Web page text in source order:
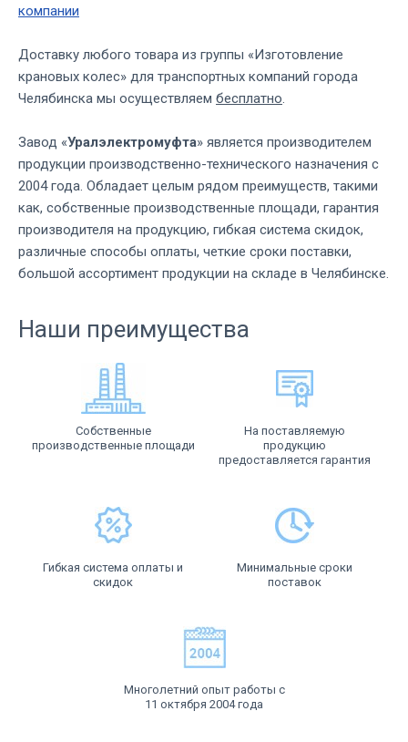
компании
Доставку любого товара из группы «Изготовление
крановых колес» для транспортных компаний города
Челябинска мы осуществляем бесплатно.
Завод «Уралэлектромуфта» является производителем
продукции производственно-технического назначения с
2004 года. Обладает целым рядом преимуществ, такими
как, собственные производственные площади, гарантия
производителя на продукцию, гибкая система скидок,
различные способы оплаты, четкие сроки поставки,
большой ассортимент продукции на складе в Челябинске.
Наши преимущества
Собственные
производственные площади
На поставляемую
продукцию
предоставляется гарантия
Гибкая система оплаты и
скидок
Минимальные сроки
поставок
Многолетний опыт работы с
11 октября 2004 года